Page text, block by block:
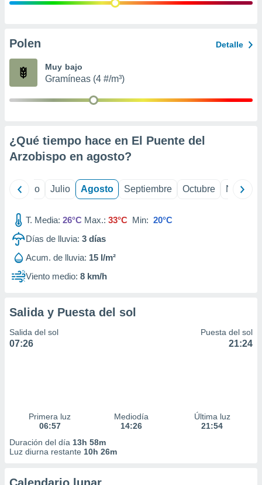
e
publicidad
Polen Detalle
Muy bajo
Gramíneas (4 #/m³)
¿Qué tiempo hace en El Puente del
Arzobispo en agosto?
Junio Julio Agosto Septiembre Octubre
T. Media: 26°C Max.: 33°C Min: 20°C
Días de lluvia: 3 días
Acum. de lluvia: 15 l/m²
Viento medio: 8 km/h
Salida y Puesta del sol
Salida del sol
07:26
Puesta del sol
21:24
Primera luz
06:57
Mediodía
14:26
Última luz
21:54
Duración del día 13h 58m
Luz diurna restante 10h 26m